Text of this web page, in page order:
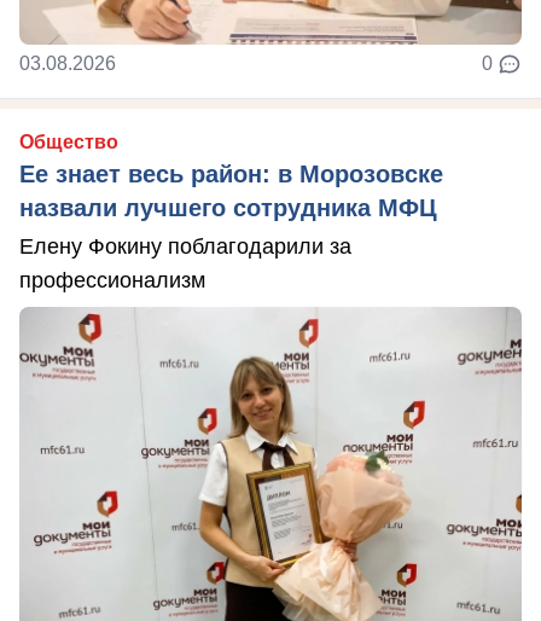
03.08.2026 0
Общество
Ее знает весь район: в Морозовске
назвали лучшего сотрудника МФЦ
Елену Фокину поблагодарили за
профессионализм